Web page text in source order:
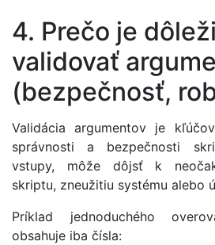
4. Prečo je
validovať
(bezpečnosť,
Validácia argumentov je
správnosti a bezpečnosti
vstupy, môže dôjsť k
skriptu, zneužitiu systému alebo
Príklad jednoduchého
obsahuje iba čísla: